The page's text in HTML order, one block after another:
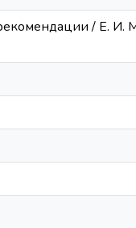
/ Е. И.